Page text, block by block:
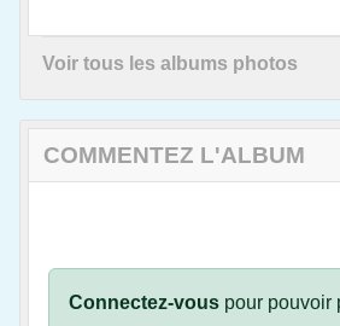
Voir tous les albums photos
COMMENTEZ L'ALBUM
Connectez-vous pour pouvoir